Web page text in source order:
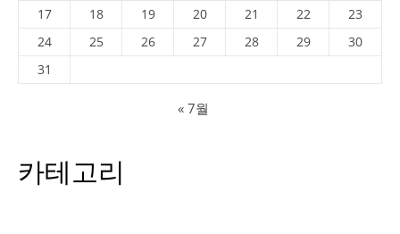
17
18 19 20 21 22
23
24
25 26 27 28 29
30
31
« 7월
카테고리